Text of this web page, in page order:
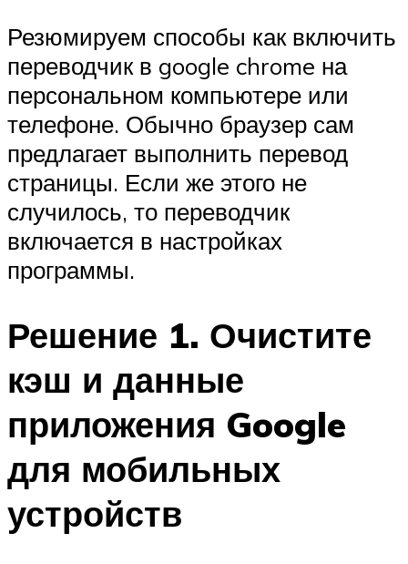
Резюмируем способы как включить
переводчик в google chrome на
персональном компьютере или
телефоне. Обычно браузер сам
предлагает выполнить перевод
страницы. Если же этого не
случилось, то переводчик
включается в настройках
программы.
Решение 1. Очистите
кэш и данные
приложения Google
для мобильных
устройств